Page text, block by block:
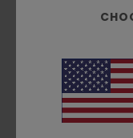
Mostrar original -
Comodidad: 5/5
perfectaMaterial: 5/
Recomiendo este